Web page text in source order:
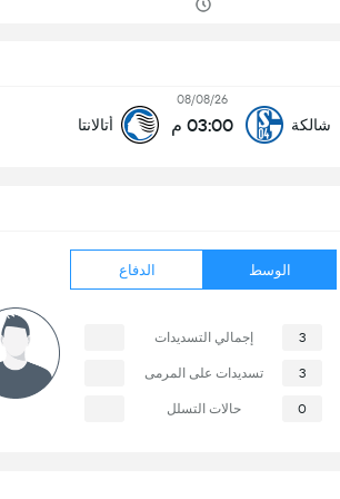
شالكة
08/08/26
03:00 م أتالانتا
الوسط الدفاع
3 إجمالي التسديدات
3 تسديدات على المرمى
0 حالات التسلل